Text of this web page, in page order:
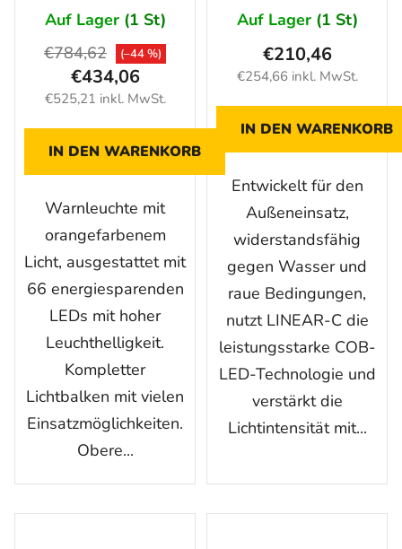
12/24V, ORANGE +
Arbeitsleuchten
Auf Lager (1 St)
€525,21 inkl. MwSt.
€434,06
€784,62 (–44 %)
IN DEN WARENKORB
Warnleuchte mit
orangefarbenem
Licht, ausgestattet mit
66 energiesparenden
LEDs mit hoher
Leuchthelligkeit.
Kompletter
Lichtbalken mit vielen
Einsatzmöglichkeiten.
Obere...
Auf Lager (1 St)
€254,66 inkl. MwSt.
€210,46
IN DEN WARENKORB
Entwickelt für den
Außeneinsatz,
widerstandsfähig
gegen Wasser und
raue Bedingungen,
nutzt LINEAR-C die
leistungsstarke COB-
LED-Technologie und
verstärkt die
Lichtintensität mit...